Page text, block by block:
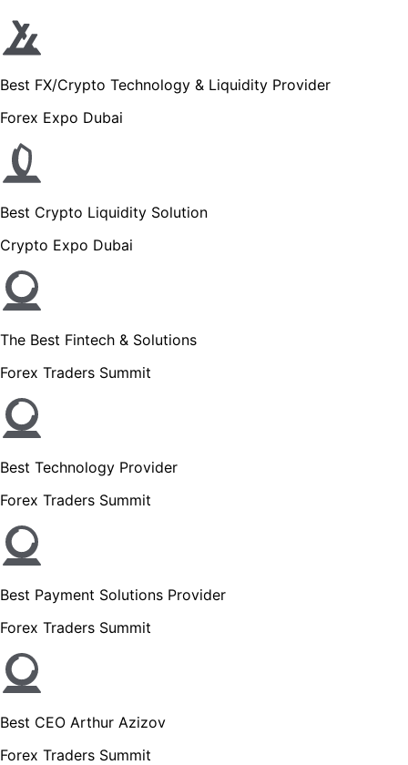
Best FX/Crypto Technology & Liquidity Provider
Forex Expo Dubai
Best Crypto Liquidity Solution
Crypto Expo Dubai
The Best Fintech & Solutions
Forex Traders Summit
Best Technology Provider
Forex Traders Summit
Best Payment Solutions Provider
Forex Traders Summit
Best CEO Arthur Azizov
Forex Traders Summit